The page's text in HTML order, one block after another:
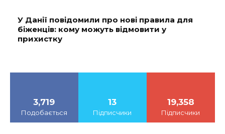
У Данії повідомили про нові правила для
біженців: кому можуть відмовити у
прихистку
3,719
Подобається
13
Підписчики
19,358
Підписчики